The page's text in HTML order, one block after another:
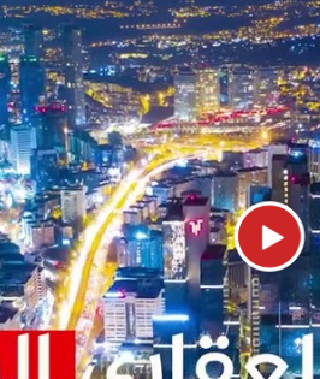
والمناطق نقطة
البيع بالتقسيط في
الأولى بالنسبة
الحديث. وفي
العالية للعائدات.
من الوجهات